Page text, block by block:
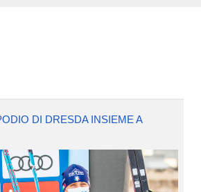
DI DRESDA INSIEME A